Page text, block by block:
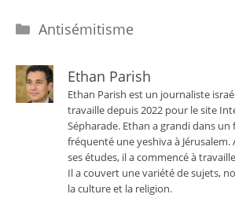
Catégories
Antisémitisme
Ethan Parish
Ethan Parish est un journaliste
travaille depuis 2022 pour le site
Sépharade. Ethan a grandi dans un
fréquenté une yeshiva à
ses études, il a commencé à
Il a couvert une variété de sujets,
la culture et la religion.